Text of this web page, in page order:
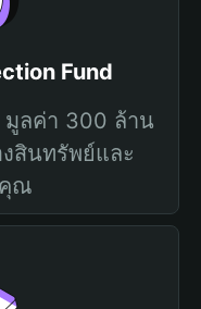
Fund
มูลค่า 300 ล้าน
สินทรัพย์และ
ณ